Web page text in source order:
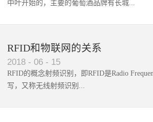
中叶开始的，主要的葡萄酒品牌有长城...
RFID和物联网的关系
2018 - 06 - 15
RFID的概念射频识别，即RFID是Radio
写，又称无线射频识别...